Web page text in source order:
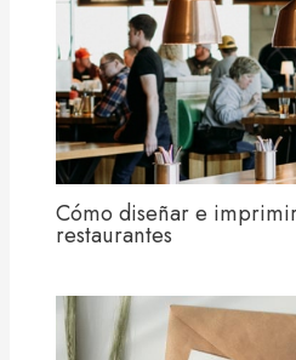
Cómo diseñar e
restaurantes